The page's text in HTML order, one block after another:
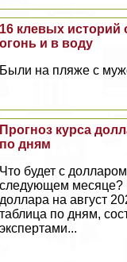
16 клевых историй
огонь и в воду
Были на пляже с
Прогноз курса
по дням
Что будет с
следующем месяце?
доллара на август
таблица по дням,
экспертами...